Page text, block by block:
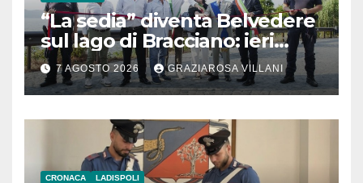
“La sedia” diventa Belvedere
sul lago di Bracciano: ieri
l’inaugurazione
7 AGOSTO 2026 GRAZIAROSA VILLANI
CRONACA LADISPOLI